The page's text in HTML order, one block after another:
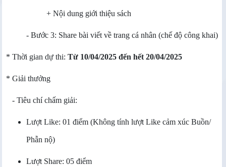
+ Nội dung giới thiệu sách
- Bước 3: Share bài viết về trang cá nhân (chế độ công khai)
* Thời gian dự thi: Từ 10/04/2025 đến hết 20/04/2025
* Giải thưởng
- Tiêu chí chấm giải:
Lượt Like: 01 điểm (Không tính lượt Like cảm xúc Buồn/
Phẫn nộ)
Lượt Share: 05 điểm